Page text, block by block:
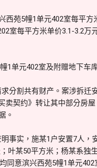
西苑5幢1单元402室每平方
室每平方米单价3.1-3.2万
1单元402室及附赠地下车
分割共有财产。案涉拆迁
卖契约》转让其中部分房
。
事实，施某1户安置7人，
叶某50平方米；杨某系独
同意滨兴西苑5幢1单元402